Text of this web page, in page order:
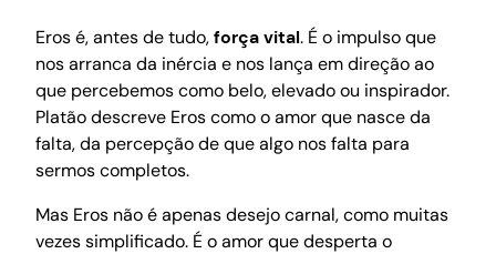
Eros é, antes de tudo,força vital. É o impulso que
nos arranca da inércia e nos lança em direção ao
que percebemos como belo, elevado ou inspirador.
Platão descreve Eros como o amor que nasce da
falta, da percepção de que algo nos falta para
sermos completos.
Mas Eros não é apenas desejo carnal, como muitas
vezes simplificado. É o amor que desperta o